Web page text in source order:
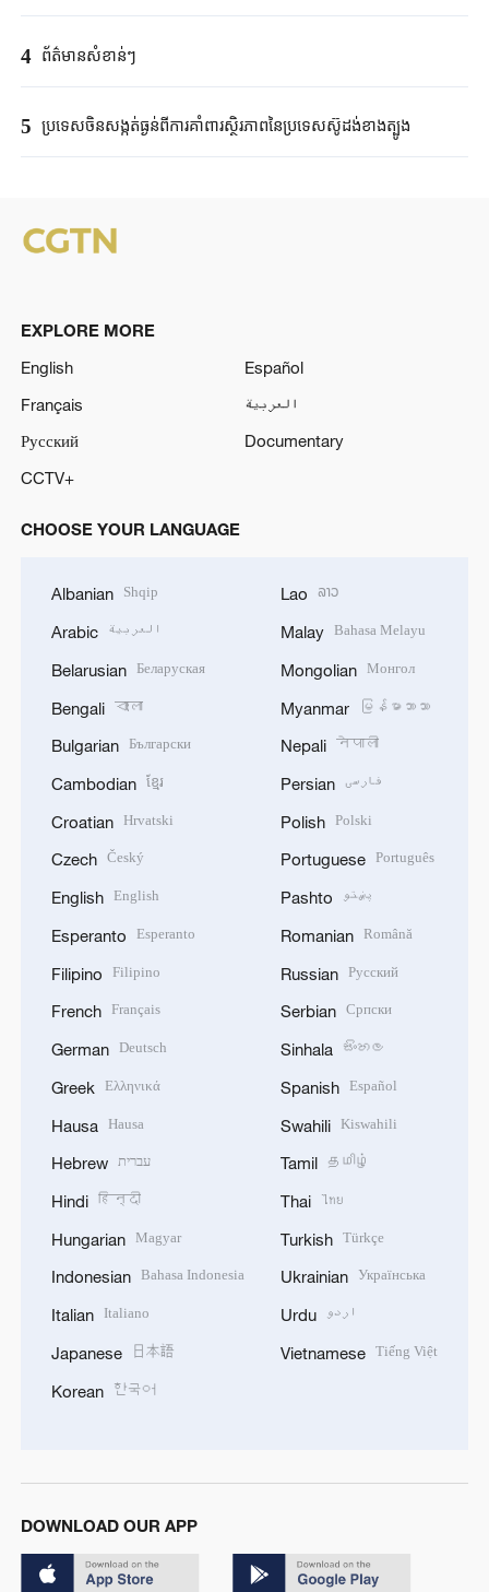
4 ព័ត៌មានសំខាន់ៗ
5 ប្រទេសចិនសង្កត់ធ្ងន់ពីការគាំពារស្ថិរភាពនៃប្រទេសស៊ូដង់ខាងត្បូង
EXPLORE MORE
English
Español
Français
العربية
Русский
Documentary
CCTV+
CHOOSE YOUR LANGUAGE
Albanian Shqip
Arabic العربية
Belarusian Беларуская
Bengali বাংলা
Bulgarian Български
Cambodian ខ្មែរ
Croatian Hrvatski
Czech Český
English English
Esperanto Esperanto
Filipino Filipino
French Français
German Deutsch
Greek Ελληνικά
Hausa Hausa
Hebrew עברית
Hindi हिन्दी
Hungarian Magyar
Indonesian Bahasa Indonesia
Italian Italiano
Japanese 日本語
Korean 한국어
Lao ລາວ
Malay Bahasa Melayu
Mongolian Монгол
Myanmar မြန်မာဘာသာ
Nepali नेपाली
Persian فارسی
Polish Polski
Portuguese Português
Pashto پښتو
Romanian Română
Russian Русский
Serbian Српски
Sinhala සිංහල
Spanish Español
Swahili Kiswahili
Tamil தமிழ்
Thai ไทย
Turkish Türkçe
Ukrainian Українська
Urdu اردو
Vietnamese Tiếng Việt
DOWNLOAD OUR APP